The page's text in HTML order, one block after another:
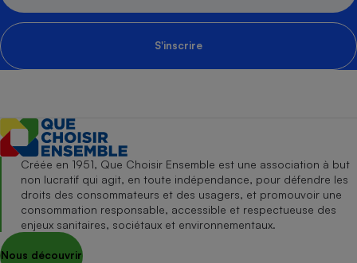
S'inscrire
Créée en 1951, Que Choisir Ensemble est une association à but
non lucratif qui agit, en toute indépendance, pour défendre les
droits des consommateurs et des usagers, et promouvoir une
consommation responsable, accessible et respectueuse des
enjeux sanitaires, sociétaux et environnementaux.
Nous découvrir